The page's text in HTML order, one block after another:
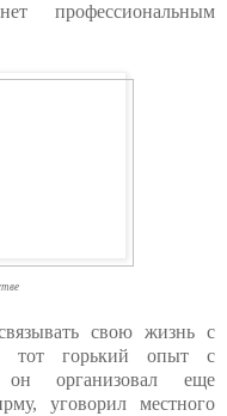
профессиональным
свою жизнь с
тот горький опыт с
он организовал еще
уговорил местного